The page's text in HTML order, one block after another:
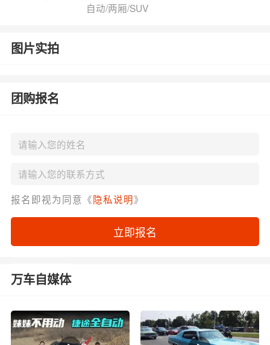
自动/两厢/SUV
图片实拍
团购报名
报名即视为同意《隐私说明》
立即报名
万车自媒体